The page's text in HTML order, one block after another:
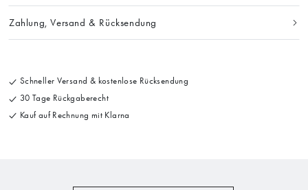
Zahlung, Versand & Rücksendung
Schneller Versand & kostenlose Rücksendung
30 Tage Rückgaberecht
Kauf auf Rechnung mit Klarna